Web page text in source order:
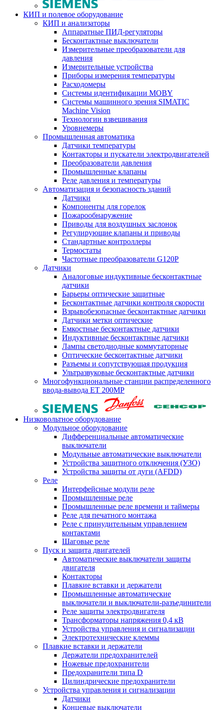
КИП и полевое оборудование
КИП и анализаторы
Аппаратные ПИД-регуляторы
Бесконтактные выключатели
Измерительные преобразователи для
давления
Измерительные устройства
Приборы измерения температуры
Расходомеры
Системы идентификации MOBY
Системы машинного зрения SIMATIC
Machine Vision
Технологии взвешивания
Уровнемеры
Промышленная автоматика
Датчики температуры
Контакторы и пускатели электродвигателей
Преобразователи давления
Промышленные клапаны
Реле давления и температуры
Автоматизация и безопасность зданий
Датчики
Компоненты для горелок
Пожарообнаружение
Приводы для воздушных заслонок
Регулирующие клапаны и приводы
Стандартные контроллеры
Термостаты
Частотные преобразователи G120P
Датчики
Аналоговые индуктивные бесконтактные
датчики
Барьеры оптические защитные
Бесконтактные датчики контроля скорости
Взрывобезопасные бесконтактные датчики
Датчики метки оптические
Емкостные бесконтактные датчики
Индуктивные бесконтактные датчики
Лампы светодиодные коммутаторные
Оптические бесконтактные датчики
Разъемы и сопутствующая продукция
Ультразвуковые бесконтактные датчики
Многофункциональные станции распределенного
ввода-вывода ET 200MP
Низковольтное оборудование
Модульное оборудование
Дифференциальные автоматические
выключатели
Модульные автоматические выключатели
Устройства защитного отключения (УЗО)
Устройства защиты от дуги (AFDD)
Реле
Интерфейсные модули реле
Промышленные реле
Промышленные реле времени и таймеры
Реле для печатного монтажа
Реле с принудительным управлением
контактами
Шаговые реле
Пуск и защита двигателей
Автоматические выключатели защиты
двигателя
Контакторы
Плавкие вставки и держатели
Промышленные автоматические
выключатели и выключатели-разъединители
Реле защиты электродвигателя
Трансформаторы напряжения 0,4 кВ
Устройства управления и сигнализации
Электротехнические клеммы
Плавкие вставки и держатели
Держатели предохранителей
Ножевые предохранители
Предохранители типа D
Цилиндрические предохранители
Устройства управления и сигнализации
Датчики
Концевые выключатели